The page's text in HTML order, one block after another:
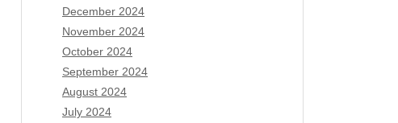
December 2024
November 2024
October 2024
September 2024
August 2024
July 2024